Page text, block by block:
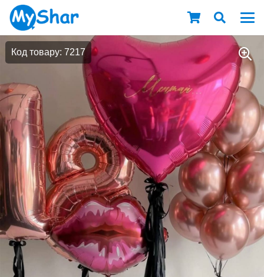
Код товару: 7217